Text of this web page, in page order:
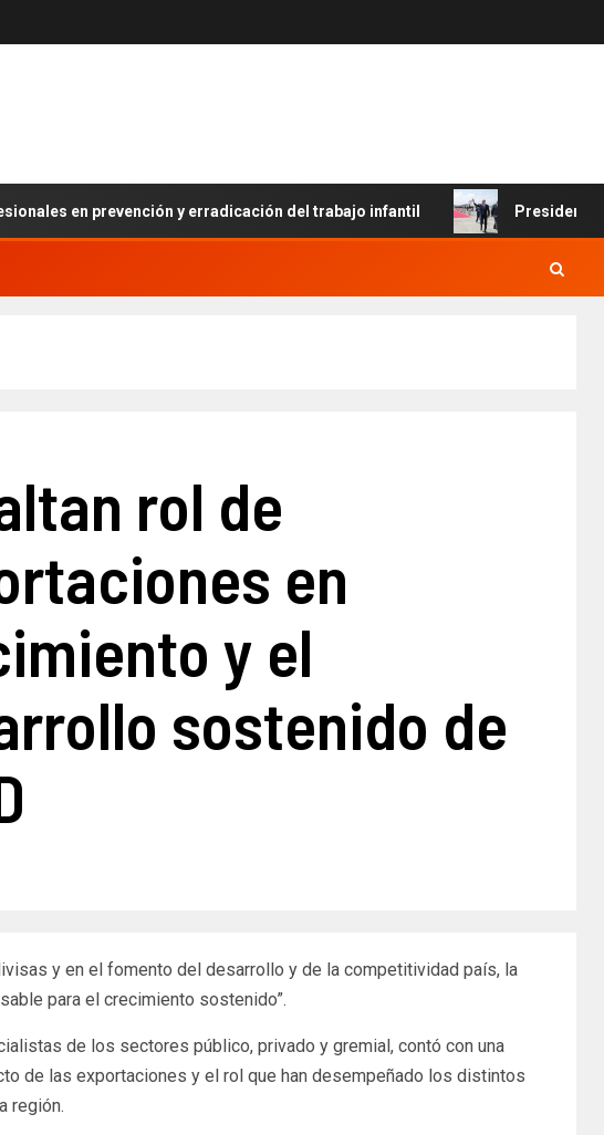
en prevención y erradicación del trabajo infantil Presidente
rol de
en
y el
sostenido de
y en el fomento del desarrollo y de la competitividad país, la
para el crecimiento sostenido”.
de los sectores público, privado y gremial, contó con una
de las exportaciones y el rol que han desempeñado los distintos
región.